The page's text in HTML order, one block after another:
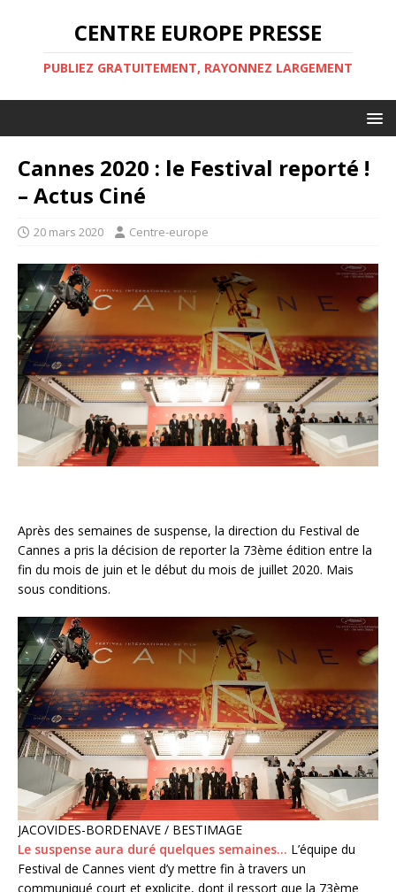
CENTRE EUROPE PRESSE
PUBLIEZ GRATUITEMENT, RAYONNEZ LARGEMENT
Cannes 2020 : le Festival reporté !
– Actus Ciné
20 mars 2020 Centre-europe
Après des semaines de suspense, la direction du Festival de
Cannes a pris la décision de reporter la 73ème édition entre la
fin du mois de juin et le début du mois de juillet 2020. Mais
sous conditions.
JACOVIDES-BORDENAVE / BESTIMAGE
Le suspense aura duré quelques semaines… L’équipe du
Festival de Cannes vient d’y mettre fin à travers un
communiqué court et explicite, dont il ressort que la 73ème